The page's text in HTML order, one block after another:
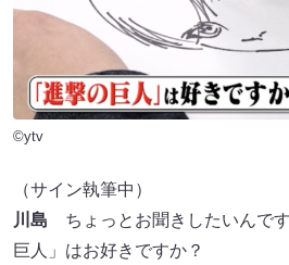
©ytv
（サイン執筆中）
川島 ちょっとお聞きしたいんで
巨人」はお好きですか？